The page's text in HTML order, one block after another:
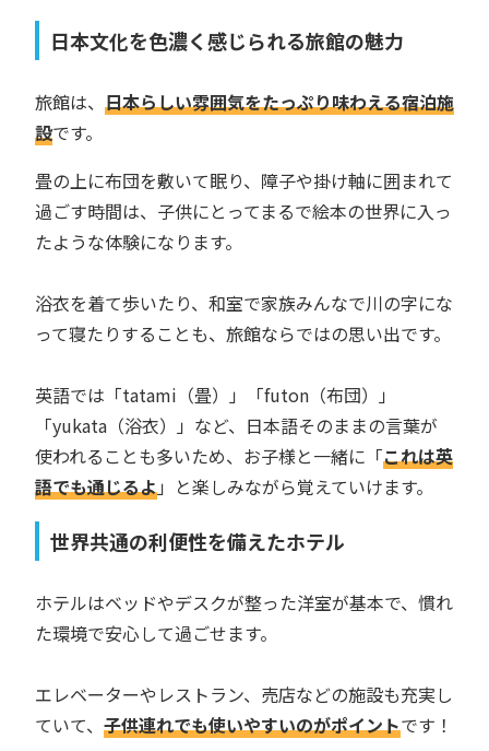
日本文化を色濃く感じられる旅館の魅力
旅館は、 日本らしい雰囲気をたっぷり味わえる宿泊施
設です。
畳の上に布団を敷いて眠り、障子や掛け軸に囲まれて
過ごす時間は、子供にとってまるで絵本の世界に入っ
たような体験になります。
浴衣を着て歩いたり、和室で家族みんなで川の字にな
って寝たりすることも、旅館ならではの思い出です。
英語では「tatami（畳）」「futon（布団）」
「yukata（浴衣）」など、日本語そのままの言葉が
使われることも多いため、お子様と一緒に「これは英
語でも通じるよ」と楽しみながら覚えていけます。
世界共通の利便性を備えたホテル
ホテルはベッドやデスクが整った洋室が基本で、慣れ
た環境で安心して過ごせます。
エレベーターやレストラン、売店などの施設も充実し
ていて、 子供連れでも使いやすいのがポイントです！